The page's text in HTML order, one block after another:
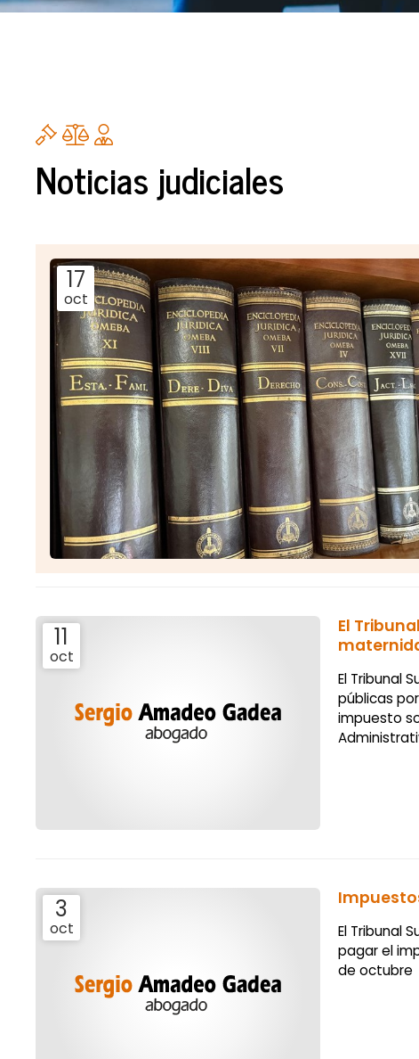
Noticias judiciales
17
oct
11
oct
El
El Tribunal
públicas
impuesto
3
oct
El Tribunal
pagar el
de octubre